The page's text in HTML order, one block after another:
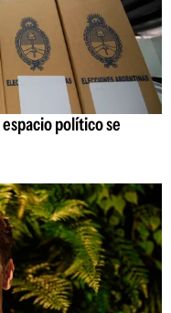
político se